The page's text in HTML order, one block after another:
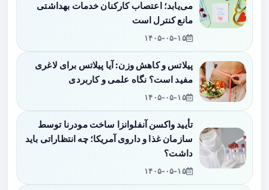
می‌یابد؛ اعتصاب کارکنان خدمات بهداشتی
مانع کنترل است
۱۴۰۵-۰۵-۱۵
پیلاتس و کاهش وزن: آیا پیلاتس برای لاغری
مفید است؟ نگاه علمی و کاربردی
۱۴۰۵-۰۵-۱۵
تأیید واکسن آنفلوانزا ساخت مودرنا توسط
سازمان غذا و داروی آمریکا؛ چه انتظاراتی باید
داشت؟
۱۴۰۵-۰۵-۱۵